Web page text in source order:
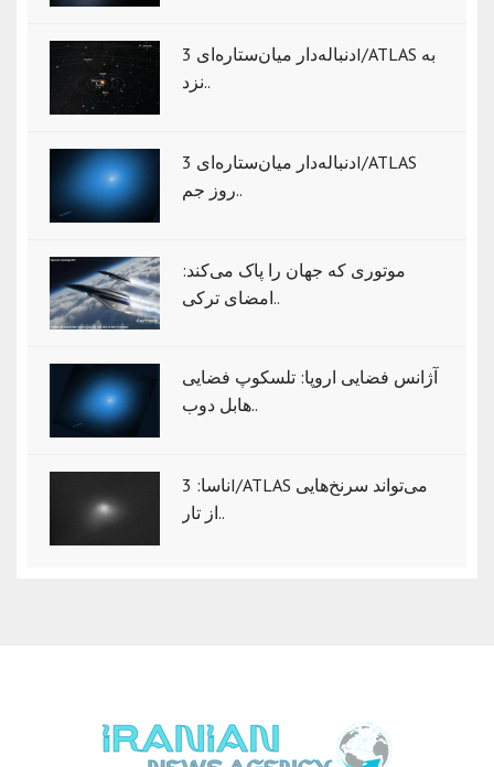
دنباله‌دار میان‌ستاره‌ای 3I/ATLAS به
نزد..
دنباله‌دار میان‌ستاره‌ای 3I/ATLAS
روز جم..
موتوری که جهان را پاک می‌کند:
امضای ترکی..
آژانس فضایی اروپا: تلسکوپ فضایی
هابل دوب..
ناسا: 3I/ATLAS می‌تواند سرنخ‌هایی
از تار..